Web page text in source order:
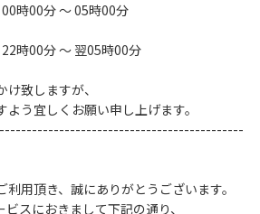
時00分 ～ 05時00分
時00分 ～ 翌05時00分
致しますが、
う宜しくお願い申し上げます。
用頂き、誠にありがとうございます。
スにおきまして下記の通り、